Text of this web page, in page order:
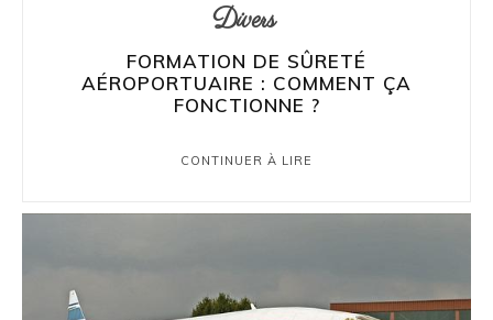
Divers
FORMATION DE SÛRETÉ
AÉROPORTUAIRE : COMMENT ÇA
FONCTIONNE ?
CONTINUER À LIRE